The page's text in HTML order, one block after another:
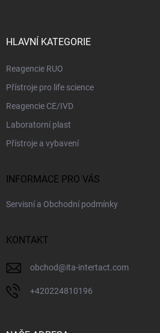
HLAVNÍ KATEGORIE
Reagencie RUO
Přístroje pro life science
Reagencie CE/IVD
Laboratorní plast
Přístroje a vybavení
INFORMACE PRO VÁS
Servisní a Obchodní podmínky
KONTAKT
obchod@ita-intertact.com
+420224810196